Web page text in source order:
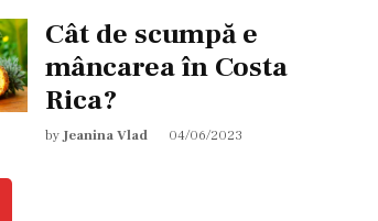
Cât de scumpă e
mâncarea în Costa
Rica?
by Jeanina Vlad 04/06/2023